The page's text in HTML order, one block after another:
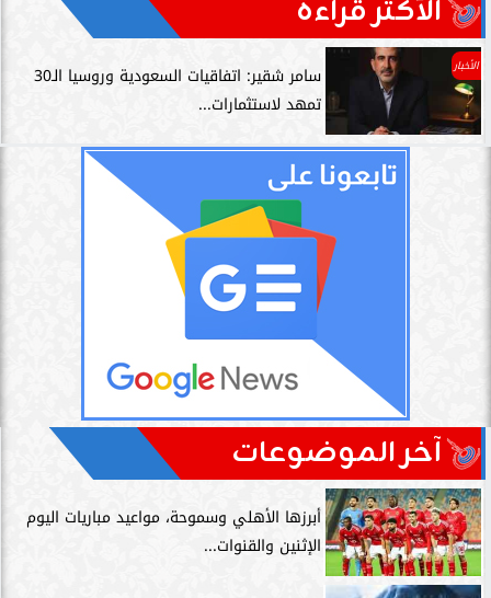
الأكثر قراءة
الأخبار
سامر شقير: اتفاقيات السعودية وروسيا الـ30
تمهد لاستثمارات...
آخر الموضوعات
أبرزها الأهلي وسموحة، مواعيد مباريات اليوم
الإثنين والقنوات...